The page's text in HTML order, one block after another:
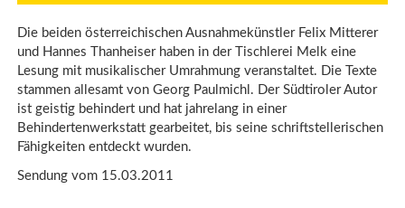
Die beiden österreichischen Ausnahmekünstler Felix Mitterer
und Hannes Thanheiser haben in der Tischlerei Melk eine
Lesung mit musikalischer Umrahmung veranstaltet. Die Texte
stammen allesamt von Georg Paulmichl. Der Südtiroler Autor
ist geistig behindert und hat jahrelang in einer
Behindertenwerkstatt gearbeitet, bis seine schriftstellerischen
Fähigkeiten entdeckt wurden.
Sendung vom 15.03.2011